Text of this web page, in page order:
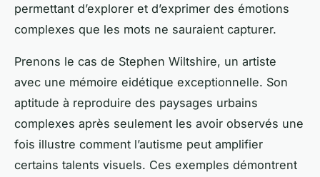
permettant d’explorer et d’exprimer des émotions
complexes que les mots ne sauraient capturer.
Prenons le cas de Stephen Wiltshire, un artiste
avec une mémoire eidétique exceptionnelle. Son
aptitude à reproduire des paysages urbains
complexes après seulement les avoir observés une
fois illustre comment l’autisme peut amplifier
certains talents visuels. Ces exemples démontrent